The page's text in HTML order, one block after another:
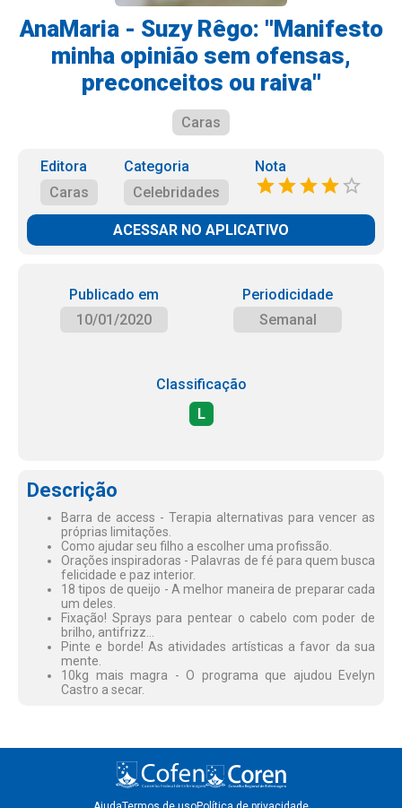
AnaMaria - Suzy Rêgo: ''Manifesto
minha opinião sem ofensas,
preconceitos ou raiva''
Caras
Editora
Caras
Categoria
Celebridades
Nota
ACESSAR NO APLICATIVO
Publicado em
10/01/2020
Periodicidade
Semanal
Classificação
L
Descrição
Barra de access - Terapia alternativas para vencer as
próprias limitações.
Como ajudar seu filho a escolher uma profissão.
Orações inspiradoras - Palavras de fé para quem busca
felicidade e paz interior.
18 tipos de queijo - A melhor maneira de preparar cada
um deles.
Fixação! Sprays para pentear o cabelo com poder de
brilho, antifrizz...
Pinte e borde! As atividades artísticas a favor da sua
mente.
10kg mais magra - O programa que ajudou Evelyn
Castro a secar.